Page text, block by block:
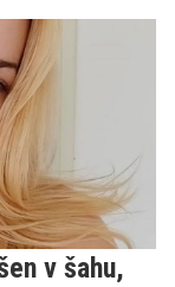
v šahu,